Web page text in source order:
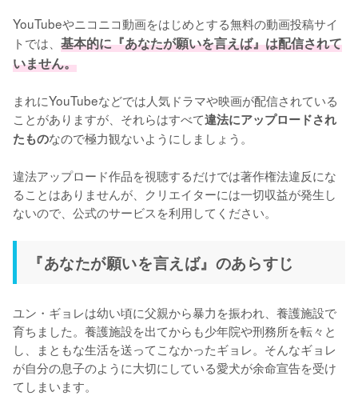
YouTubeやニコニコ動画をはじめとする無料の動画投稿サイ
トでは、 基本的に『あなたが願いを言えば』は配信されて
いません。
まれにYouTubeなどでは人気ドラマや映画が配信されている
ことがありますが、それらはすべて違法にアップロードされ
たものなので極力観ないようにしましょう。
違法アップロード作品を視聴するだけでは著作権法違反にな
ることはありませんが、クリエイターには一切収益が発生し
ないので、公式のサービスを利用してください。
『あなたが願いを言えば』のあらすじ
ユン・ギョレは幼い頃に父親から暴力を振われ、養護施設で
育ちました。養護施設を出てからも少年院や刑務所を転々と
し、まともな生活を送ってこなかったギョレ。そんなギョレ
が自分の息子のように大切にしている愛犬が余命宣告を受け
てしまいます。